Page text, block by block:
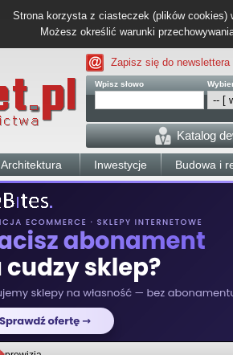
Strona korzysta z ciasteczek (plików cookies)
Możesz określić warunki
Zapisz się do newslettera
Wpisz słowo
Katalog
Architektura Inwestycje Budowa i